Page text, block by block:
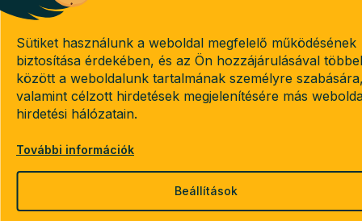
Sütiket használunk a weboldal megfelelő működésének
biztosítása érdekében, és az Ön hozzájárulásával
között a weboldalunk tartalmának személyre
valamint célzott hirdetések megjelenítésére más
hirdetési hálózatain.
További információk
Beállítások